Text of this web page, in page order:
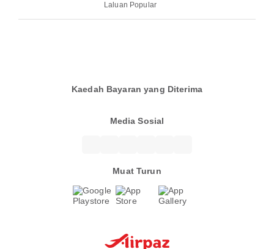
Laluan Popular
Kaedah Bayaran yang Diterima
Media Sosial
Muat Turun